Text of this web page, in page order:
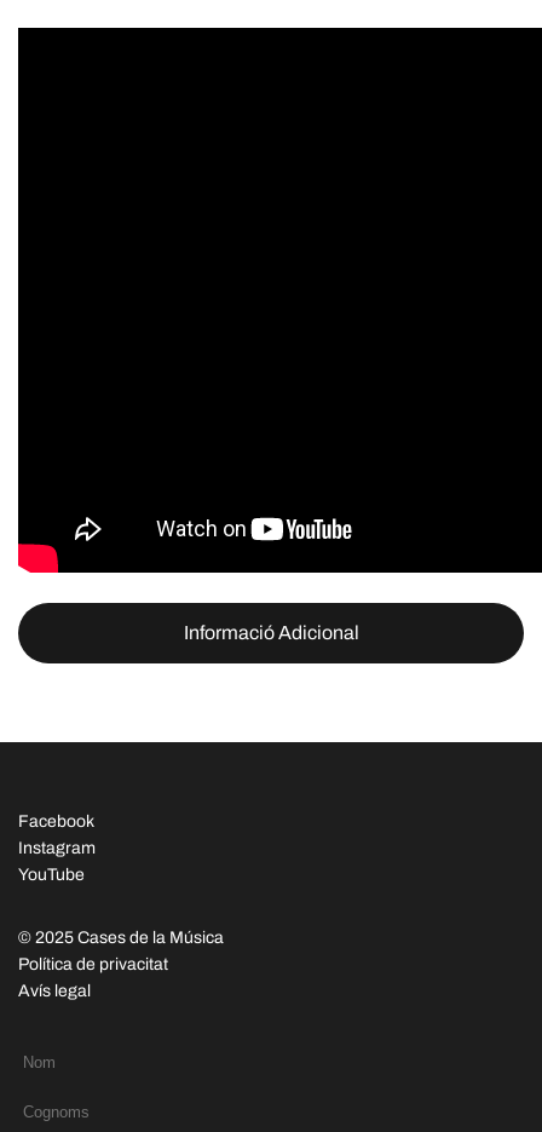
Informació Adicional
Facebook
Instagram
YouTube
© 2025 Cases de la Música
Política de privacitat
Avís legal